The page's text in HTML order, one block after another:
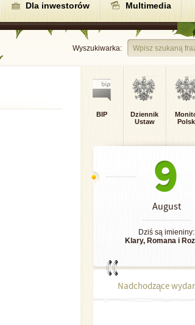
Dla inwestorów Multimedia
Wyszukiwarka: Wpisz szukaną
BIP
Dziennik
Ustaw
9
August
Dziś są imieniny:
Klary, Romana i
Nadchodzące